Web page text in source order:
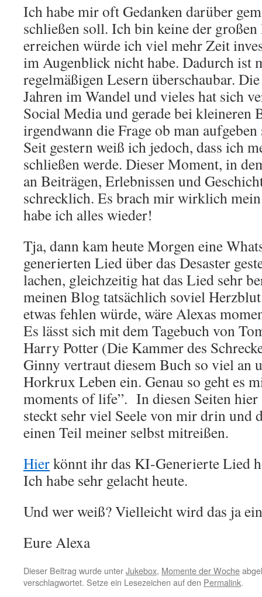
Ich habe mir oft Gedanken darüber
schließen soll. Ich bin keine der
erreichen würde ich viel mehr Zeit
im Augenblick nicht habe. Dadurch ist
regelmäßigen Lesern überschaubar.
Jahren im Wandel und vieles hat sich
Social Media und gerade bei kleineren
irgendwann die Frage ob man
Seit gestern weiß ich jedoch, dass ich
schließen werde. Dieser Moment, in
an Beiträgen, Erlebnissen und
schrecklich. Es brach mir wirklich
habe ich alles wieder!
Tja, dann kam heute Morgen eine
generierten Lied über das Desaster
lachen, gleichzeitig hat das Lied sehr
meinen Blog tatsächlich soviel
etwas fehlen würde, wäre Alexas
Es lässt sich mit dem Tagebuch von
Harry Potter (Die Kammer des
Ginny vertraut diesem Buch so viel an
Horkrux Leben ein. Genau so geht es
moments of life”. In diesen Seiten
steckt sehr viel Seele von mir drin und
einen Teil meiner selbst mitreißen.
Hierkönnt ihr das KI-Generierte Lied
Ich habe sehr gelacht heute.
Und wer weiß? Vielleicht wird das ja
Eure Alexa
Dieser Beitrag wurde unterJukebox, Momente der Woche
verschlagwortet. Setze ein Lesezeichen auf den Permalink.